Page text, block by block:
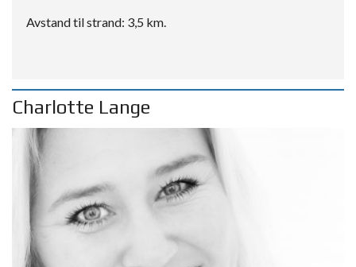
Avstand til strand: 3,5 km.
Charlotte Lange